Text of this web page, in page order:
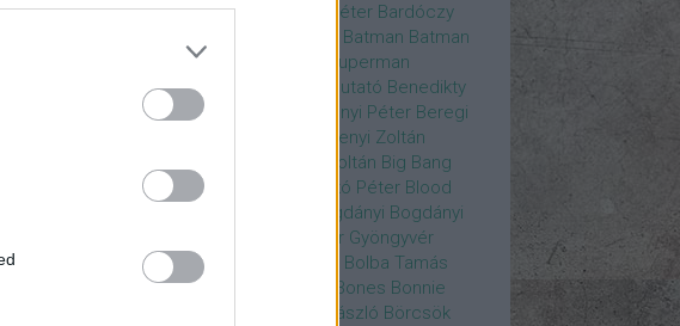
István Barát Attia Barbinek Péter Bardóczy
Batman Batman
Superman ellen
Batman v Superman
Beetlejuice
bemutató Benedikty
Marcell
Benkő Péter Bercsényi Péter Beregi
Berzsenyi Zoltán
Bezerédi Zoltán Big Bang
Media Kft.
Blake Lively Blaskó Péter Blood
Bogdányi Bogdányi
Bognár Gyöngyvér
Bognár Tamás
Bolba Tamás
Boldog Gábor
Bones Bonnie
Borbély László Börcsök